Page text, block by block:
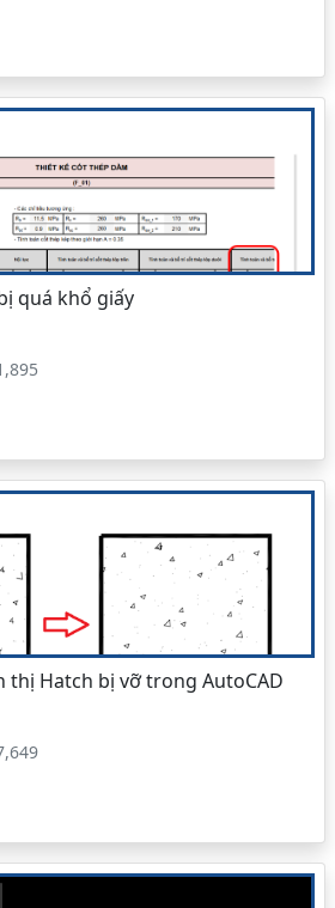
quá khổ giấy
thị Hatch bị vỡ trong AutoCAD